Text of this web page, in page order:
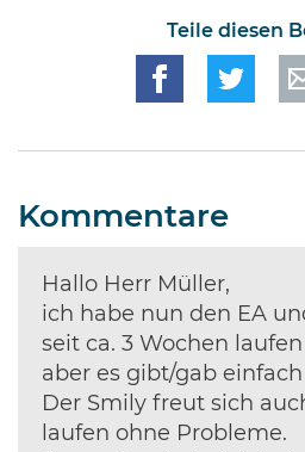
Teile diesen
Kommentare
Hallo Herr Müller,
ich habe nun den EA
seit ca. 3 Wochen laufen
aber es gibt/gab
Der Smily freut sich
laufen ohne Probleme.